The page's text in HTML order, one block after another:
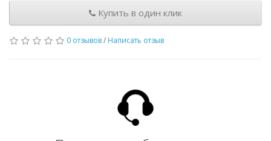
Купить в один клик
0 отзывов/ Написать отзыв